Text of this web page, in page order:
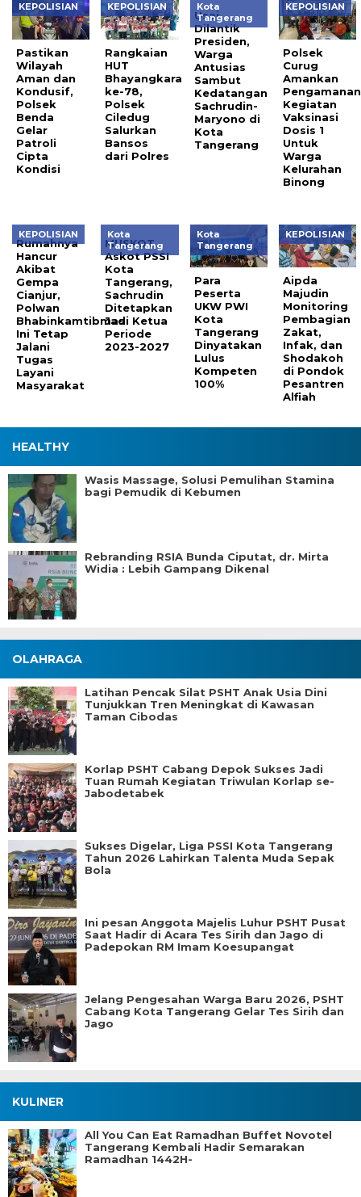
KEPOLISIAN
Pastikan
Wilayah
Aman dan
Kondusif,
Polsek
Benda
Gelar
Patroli
Cipta
Kondisi
KEPOLISIAN
Rangkaian
HUT
Bhayangkara
ke-78,
Polsek
Ciledug
Salurkan
Bansos
dari Polres
Kota
Tangerang
Usai
Dilantik
Presiden,
Warga
Antusias
Sambut
Kedatangan
Sachrudin-
Maryono di
Kota
Tangerang
KEPOLISIAN
Polsek
Curug
Amankan
Pengamanan
Kegiatan
Vaksinasi
Dosis 1
Untuk
Warga
Kelurahan
Binong
KEPOLISIAN
Rumahnya
Hancur
Akibat
Gempa
Cianjur,
Polwan
Bhabinkamtibmas
Ini Tetap
Jalani
Tugas
Layani
Masyarakat
Kota
Tangerang
MUSKOT
Askot PSSI
Kota
Tangerang,
Sachrudin
Ditetapkan
Jadi Ketua
Periode
2023-2027
Kota
Tangerang
Para
Peserta
UKW PWI
Kota
Tangerang
Dinyatakan
Lulus
Kompeten
100%
KEPOLISIAN
Aipda
Majudin
Monitoring
Pembagian
Zakat,
Infak, dan
Shodakoh
di Pondok
Pesantren
Alfiah
HEALTHY
Wasis Massage, Solusi Pemulihan Stamina
bagi Pemudik di Kebumen
Rebranding RSIA Bunda Ciputat, dr. Mirta
Widia : Lebih Gampang Dikenal
OLAHRAGA
Latihan Pencak Silat PSHT Anak Usia Dini
Tunjukkan Tren Meningkat di Kawasan
Taman Cibodas
Korlap PSHT Cabang Depok Sukses Jadi
Tuan Rumah Kegiatan Triwulan Korlap se-
Jabodetabek
Sukses Digelar, Liga PSSI Kota Tangerang
Tahun 2026 Lahirkan Talenta Muda Sepak
Bola
Ini pesan Anggota Majelis Luhur PSHT Pusat
Saat Hadir di Acara Tes Sirih dan Jago di
Padepokan RM Imam Koesupangat
Jelang Pengesahan Warga Baru 2026, PSHT
Cabang Kota Tangerang Gelar Tes Sirih dan
Jago
KULINER
All You Can Eat Ramadhan Buffet Novotel
Tangerang Kembali Hadir Semarakan
Ramadhan 1442H-